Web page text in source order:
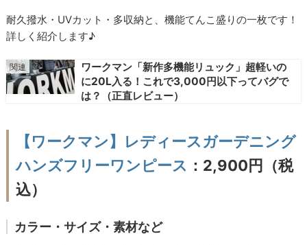
耐久撥水・UVカット・多収納と、機能てんこ盛りの一枚です！
詳しく紹介します♪
ワークマン「新作多機能リュック」超軽いの
に20L入る！これで3,000円以下ってバグで
は？（正直レビュー）
【ワークマン】レディースガーデニング
ハンズフリーワンピース ：2,900円（税
込）
カラー・サイズ・素材など